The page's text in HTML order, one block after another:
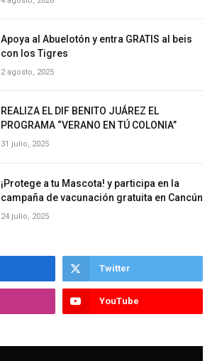
Apoya al Abuelotón y entra GRATIS al beis
con los Tigres
2 agosto, 2025
REALIZA EL DIF BENITO JUÁREZ EL
PROGRAMA “VERANO EN TÚ COLONIA”
31 julio, 2025
¡Protege a tu Mascota! y participa en la
campaña de vacunación gratuita en Cancún
24 julio, 2025
Twitter
YouTube